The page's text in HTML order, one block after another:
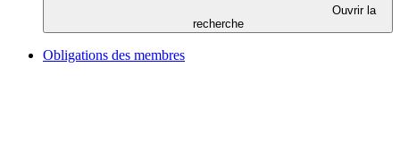
Ouvrir la
recherche
Obligations des membres